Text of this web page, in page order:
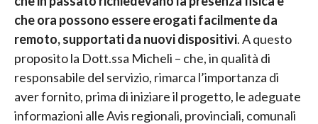
che ora possono essere erogati facilmente da
remoto, supportati da nuovi dispositivi. A questo
proposito la Dott.ssa Micheli – che, in qualità di
responsabile del servizio, rimarca l’importanza di
aver fornito, prima di iniziare il progetto, le adeguate
informazioni alle Avis regionali, provinciali, comunali